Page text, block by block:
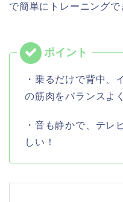
で簡単にトレーニングで
・乗るだけで背中、
の筋肉をバランスよ
・音も静かで、テレ
しい！